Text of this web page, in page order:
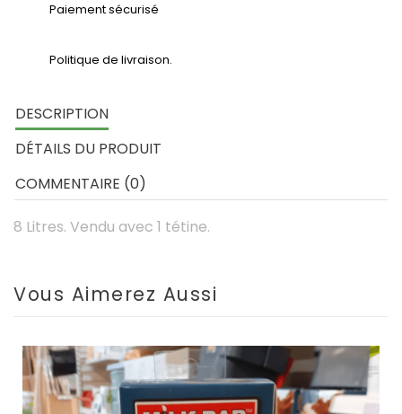
Paiement sécurisé
Politique de livraison.
DESCRIPTION
DÉTAILS DU PRODUIT
COMMENTAIRE (0)
8 Litres. Vendu avec 1 tétine.
Vous Aimerez Aussi